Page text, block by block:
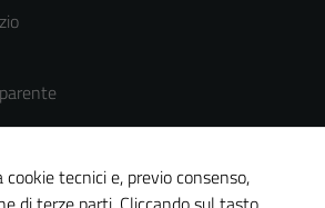
tecnici e, previo consenso,